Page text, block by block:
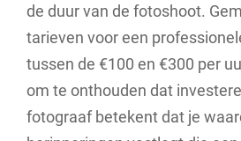
de duur van de fotoshoot.
tarieven voor een
tussen de €100 en €300 per
om te onthouden dat
fotograaf betekent dat je